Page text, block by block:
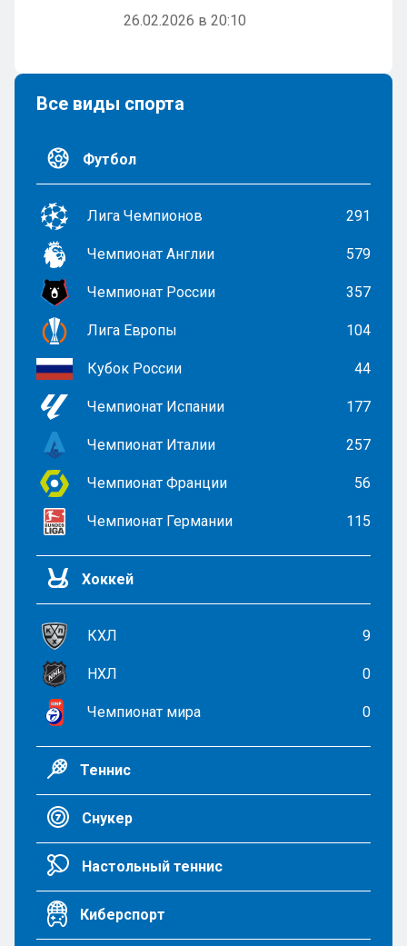
26.02.2026 в 20:10
Все виды спорта
Футбол
Лига Чемпионов 291
Чемпионат Англии 579
Чемпионат России 357
Лига Европы 104
Кубок России 44
Чемпионат Испании 177
Чемпионат Италии 257
Чемпионат Франции 56
Чемпионат Германии 115
Хоккей
КХЛ 9
НХЛ 0
Чемпионат мира 0
Теннис
Снукер
Настольный теннис
Киберспорт